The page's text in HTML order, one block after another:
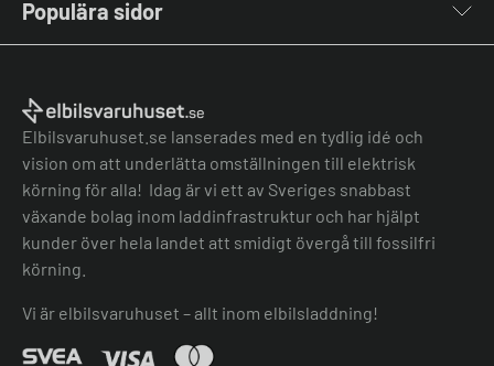
Portabla Laddare
Övriga tillbehör
Kontakta oss
Vanliga frågor & svar
El-lexikon
Installation
Grön teknik bidrag
Lastbalansering
Köpvillkor
Köpvillkor batteri
Felanmälan
Hantera cookies
Populära sidor
Elbilsladdare företag
Laddbox bäst i test
Bilmärken
Jämför laddboxar
Jämför hembatterier
Elbilsvaruhuset.se lanserades med en tydlig idé och
vision om att underlätta omställningen till elektrisk
körning för alla! Idag är vi ett av Sveriges snabbast
växande bolag inom laddinfrastruktur och har hjälpt
kunder över hela landet att smidigt övergå till fossilfri
körning.
Vi är elbilsvaruhuset – allt inom elbilsladdning!